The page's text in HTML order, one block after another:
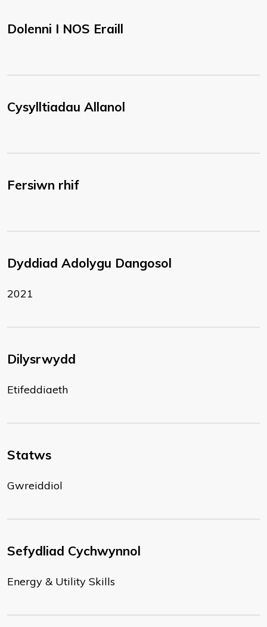
Dolenni I NOS Eraill
Cysylltiadau Allanol
Fersiwn rhif
Dyddiad Adolygu Dangosol
2021
Dilysrwydd
Etifeddiaeth
Statws
Gwreiddiol
Sefydliad Cychwynnol
Energy & Utility Skills